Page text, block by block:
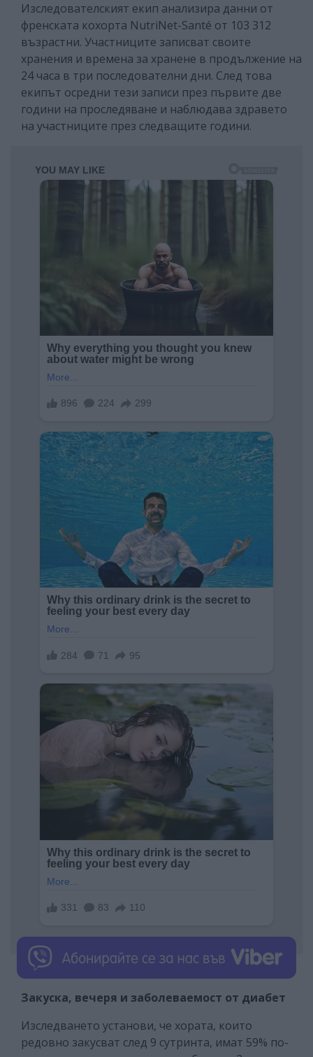
Изследователският екип анализира данни от
френската кохорта NutriNet-Santé от 103 312
възрастни. Участниците записват своите
хранения и времена за хранене в продължение на
24 часа в три последователни дни. След това
екипът осредни тези записи през първите две
години на проследяване и наблюдава здравето
на участниците през следващите години.
Закуска, вечеря и заболеваемост от диабет
Изследването установи, че хората, които
редовно закусват след 9 сутринта, имат 59% по-